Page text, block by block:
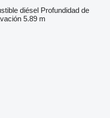
diésel Profundidad de
5.89 m